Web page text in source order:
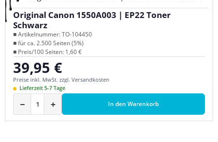
Original Canon 1550A003 | EP22 Toner
Schwarz
■ Artikelnummer: TO-104450
■ für ca. 2.500 Seiten (5%)
■ Preis/100 Seiten: 1,60 €
Regulärer Preis:
39,95 €
Preise inkl. MwSt. zzgl. Versandkosten
Lieferzeit 5-7 Tage
− + In den Warenkorb